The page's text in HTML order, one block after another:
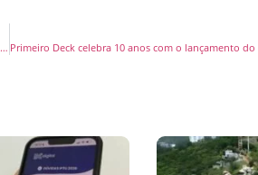
Mercado de estética deve atingir US$ 41,6 bilhões até 2028 e impulsiona expansão de clínicas e empresas dos setor no Brasil